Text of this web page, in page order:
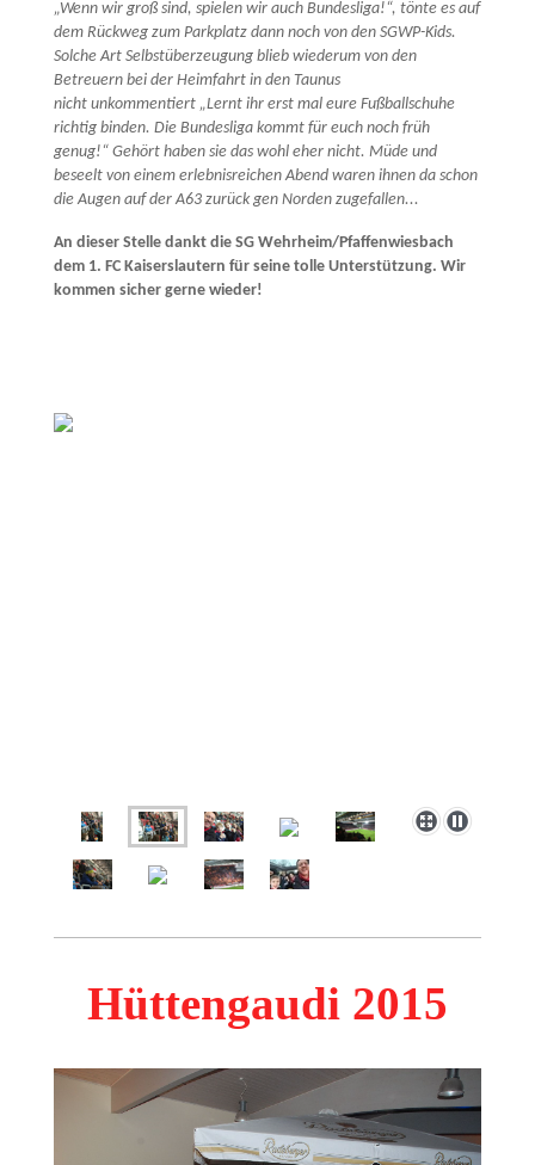
„Wenn wir groß sind, spielen wir auch Bundesliga!“, tönte es auf
dem Rückweg zum Parkplatz dann noch von den SGWP-Kids.
Solche Art Selbstüberzeugung blieb wiederum von den
Betreuern bei der Heimfahrt in den Taunus
nicht unkommentiert „Lernt ihr erst mal eure Fußballschuhe
richtig binden. Die Bundesliga kommt für euch noch früh
genug!“ Gehört haben sie das wohl eher nicht. Müde und
beseelt von einem erlebnisreichen Abend waren ihnen da schon
die Augen auf der A63 zurück gen Norden zugefallen...
An dieser Stelle dankt die SG Wehrheim/Pfaffenwiesbach
dem 1. FC Kaiserslautern für seine tolle Unterstützung. Wir
kommen sicher gerne wieder!
Hüttengaudi 2015